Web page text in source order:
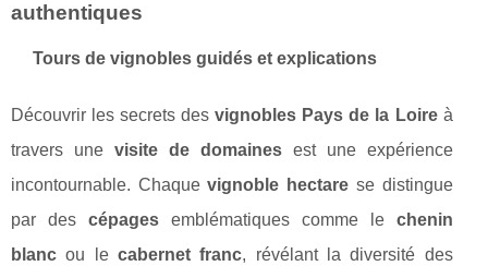
authentiques
Tours de vignobles guidés et explications
Découvrir les secrets desvignobles Pays de la Loireà
travers une visite de domainesest une expérience
incontournable. Chaquevignoble hectare se distingue
par des cépagesemblématiques comme le chenin
blanc ou le cabernet franc, révélant la diversité des